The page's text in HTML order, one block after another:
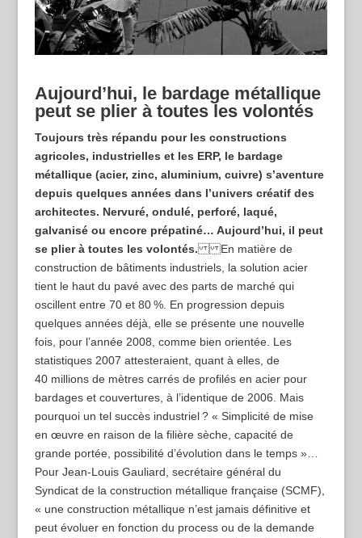
Aujourd’hui, le bardage métallique
peut se plier à toutes les volontés
Toujours très répandu pour les constructions
agricoles, industrielles et les ERP, le bardage
métallique (acier, zinc, aluminium, cuivre) s’aventure
depuis quelques années dans l’univers créatif des
architectes. Nervuré, ondulé, perforé, laqué,
galvanisé ou encore prépatiné… Aujourd’hui, il peut
se plier à toutes les volontés.En matière de
construction de bâtiments industriels, la solution acier
tient le haut du pavé avec des parts de marché qui
oscillent entre 70 et 80 %. En progression depuis
quelques années déjà, elle se présente une nouvelle
fois, pour l’année 2008, comme bien orientée. Les
statistiques 2007 attesteraient, quant à elles, de
40 millions de mètres carrés de profilés en acier pour
bardages et couvertures, à l’identique de 2006. Mais
pourquoi un tel succès industriel ? « Simplicité de mise
en œuvre en raison de la filière sèche, capacité de
grande portée, possibilité d’évolution dans le temps »…
Pour Jean-Louis Gauliard, secrétaire général du
Syndicat de la construction métallique française (SCMF),
« une construction métallique n’est jamais définitive et
peut évoluer en fonction du process ou de la demande